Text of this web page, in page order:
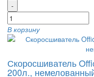
-
В корзину
Скоросшиватель
200л.,